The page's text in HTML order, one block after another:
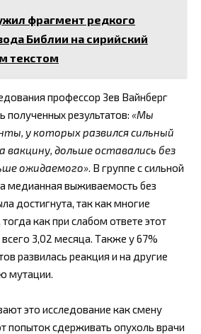
фрагмент редкого
Библии на сирийский
текстом
профессор Зев Вайнберг
полученных результатов: «Мы
у которых развился сильный
дольше оставались без
ожидаемого» . В группе с сильной
медианная выживаемость без
достигнута, так как многие
как при слабом ответе этот
всего 3,02 месяца. Также у 67%
развилась реакция и на другие
мутации.
это исследование как смену
попыток сдерживать опухоль врачи